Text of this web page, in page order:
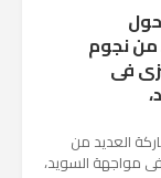
من نجوم
فى
العديد من
فى مواجهة السويد،